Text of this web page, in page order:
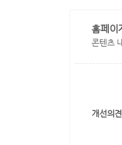
홈페이
콘텐츠
개선의견